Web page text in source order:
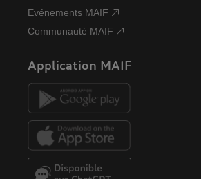
Evénements MAIF
Communauté MAIF
Application MAIF